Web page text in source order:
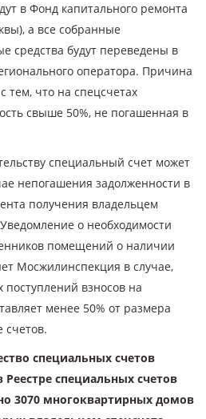
в Фонд капитального ремонта
а все собранные
средства будут переведены в
оператора. Причина
тем, что на спецсчетах
свыше 50%, не погашенная в
специальный счет может
непогашения задолженности в
получения владельцем
о необходимости
помещений о наличии
Мосжилинспекция в случае,
поступлений взносов на
менее 50% от размера
счетов.
специальных счетов
специальных счетов
3070 многоквартирных домов